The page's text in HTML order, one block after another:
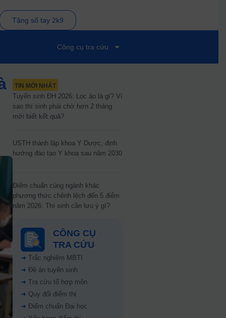
Tặng sổ tay 2k9
Công cụ tra cứu
TIN MỚI NHẤT
Tuyển sinh ĐH 2026: Lọc ảo là gì? Vì
sao thí sinh phải chờ hơn 2 tháng
mới biết kết quả?
USTH thành lập khoa Y Dược, định
hướng đào tạo Y khoa sau năm 2030
Điểm chuẩn cùng ngành khác
phương thức chênh lệch đến 5 điểm
năm 2026: Thí sinh cần lưu ý gì?
CÔNG CỤ
TRA CỨU
➜ Trắc nghiệm MBTI
➜ Đề án tuyển sinh
➜ Tra cứu tổ hợp môn
➜ Quy đổi điểm thi
➜ Điểm chuẩn Đại học